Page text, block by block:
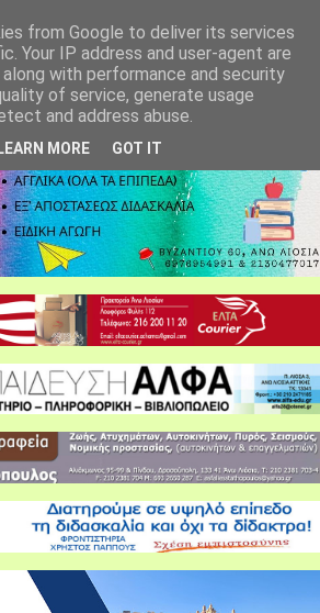
from Google to deliver its services
Your IP address and user-agent are
with performance and security
of service, generate usage
and address abuse.
LEARN MORE GOT IT